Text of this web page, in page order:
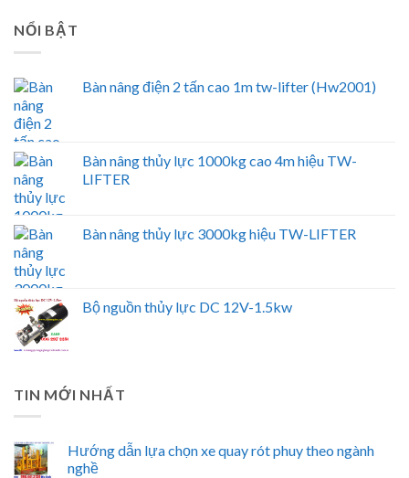
NỔI BẬT
Bàn nâng điện 2 tấn cao 1m tw-lifter (Hw2001)
Bàn nâng thủy lực 1000kg cao 4m hiệu TW-
LIFTER
Bàn nâng thủy lực 3000kg hiệu TW-LIFTER
Bộ nguồn thủy lực DC 12V-1.5kw
TIN MỚI NHẤT
Hướng dẫn lựa chọn xe quay rót phuy theo ngành
nghề